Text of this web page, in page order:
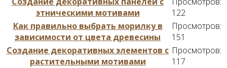
этническими мотивами
122
Как правильно выбрать морилку в
зависимости от цвета древесины
Просмотров:
151
Создание декоративных элементов с
растительными мотивами
Просмотров:
117